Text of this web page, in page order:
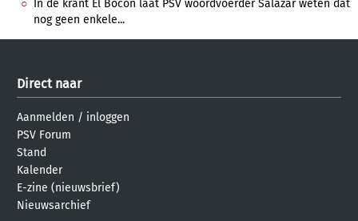
In de krant El Bocon laat PSV woordvoerder Salazar weten dat
nog geen enkele...
Direct naar
Aanmelden / inloggen
PSV Forum
Stand
Kalender
E-zine (nieuwsbrief)
Nieuwsarchief